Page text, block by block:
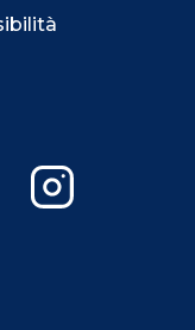
Instagram